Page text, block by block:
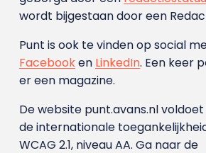
wordt bijgestaan door een
Punt is ook te vinden op social
Facebooken LinkedIn. Een keer
er een magazine.
De website punt.avans.nl
de internationale
WCAG 2.1, niveau AA. Ga naar de